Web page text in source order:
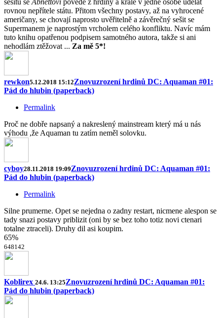
sešitů se Abnettovi povede z hrdiny a krále v jedné osobě udělat
rovnou nepřítele státu. Přitom všechny postavy, až na vyhrocené
američany, se chovají naprosto uvěřitelně a závěrečný sešit se
Supermanem je naprostým vrcholem celého konfliktu. Navíc mám
tuto knihu opatřenou podpisem samotného autora, takže si ani
nehodlám ztěžovat ... Za mě 5*!
rewkon5.12.2018 15:12Znovuzrození hrdinů DC: Aquaman #01:
Pád do hlubin (paperback)
Permalink
Proč ne dobře napsaný a nakreslený mainstream který má u nás
výhodu ,že Aquaman tu zatím neměl solovku.
cyboy28.11.2018 19:09Znovuzrození hrdinů DC: Aquaman #01:
Pád do hlubin (paperback)
Permalink
Silne prumerne. Opet se nejedna o zadny restart, nicmene alespon se
tady snazi postavy priblizit (oni by se bez toho totiz novi ctenari
totalne ztraceli). Druhy dil asi koupim.
65%
648142
Koblirex 24.6. 13:25Znovuzrození hrdinů DC: Aquaman #01:
Pád do hlubin (paperback)